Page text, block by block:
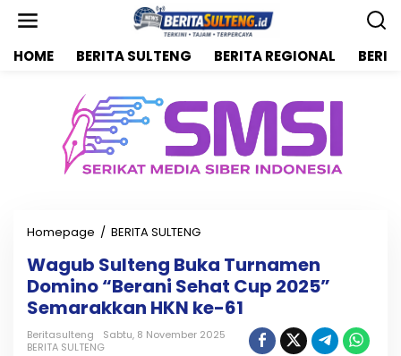
HOME BERITA SULTENG BERITA REGIONAL
Homepage / BERITA SULTENG
g
u
b
S
u
Wagub Sulteng Buka Turnamen
Domino “Berani Sehat Cup 2025”
Semarakkan HKN ke-61
Beritasulteng
Sabtu, 8 November 2025
BERITA SULTENG